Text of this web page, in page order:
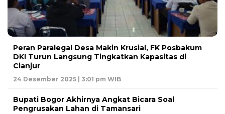
Peran Paralegal Desa Makin Krusial, FK Posbakum
DKI Turun Langsung Tingkatkan Kapasitas di
Cianjur
24 Desember 2025 | 3:01 pm WIB
Bupati Bogor Akhirnya Angkat Bicara Soal
Pengrusakan Lahan di Tamansari